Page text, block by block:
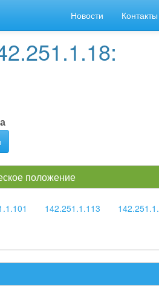
Новости Контакты
положение
142.251.1.113